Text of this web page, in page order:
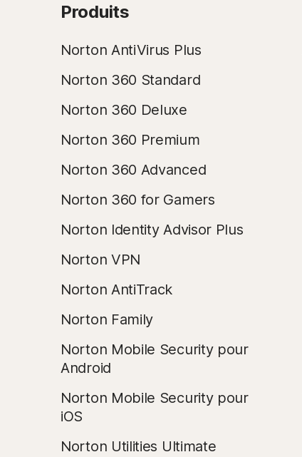
Produits
Norton AntiVirus Plus
Norton 360 Standard
Norton 360 Deluxe
Norton 360 Premium
Norton 360 Advanced
Norton 360 for Gamers
Norton Identity Advisor Plus
Norton VPN
Norton AntiTrack
Norton Family
Norton Mobile Security pour
Android
Norton Mobile Security pour
iOS
Norton Utilities Ultimate